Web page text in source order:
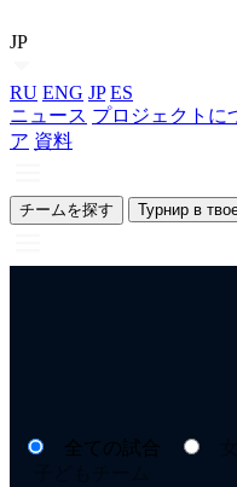
JP
RU ENG JP ES
ニュース プロジェクトに
ア 資料
チームを探す Турнир в
全ての試合